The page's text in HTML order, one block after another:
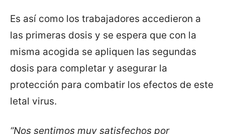
Es así como los trabajadores accedieron a
las primeras dosis y se espera que con la
misma acogida se apliquen las segundas
dosis para completar y asegurar la
protección para combatir los efectos de este
letal virus.
“Nos sentimos muy satisfechos por